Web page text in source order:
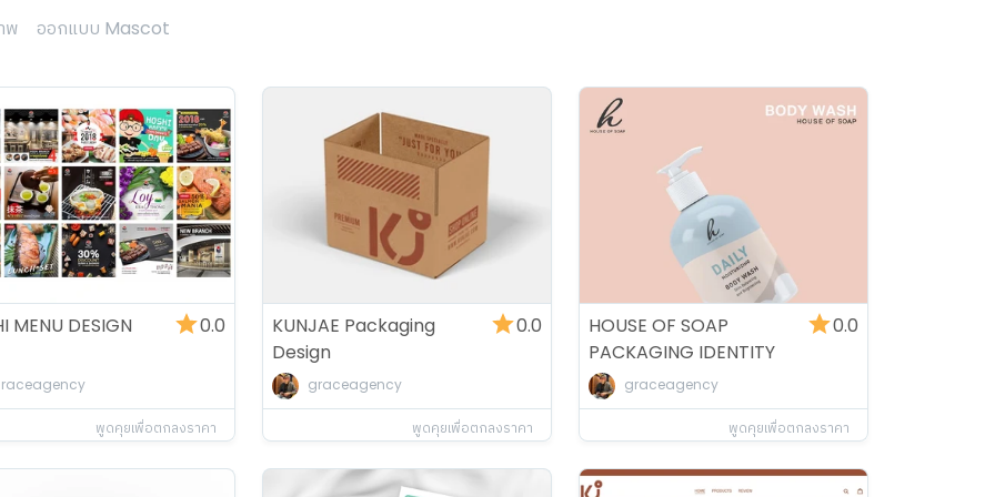
พ ออกแบบ Mascot
MENU DESIGN 0.0
พูดคุยเพื่อตกลงราคา
KUNJAE Packaging
Design
graceagency
0.0
พูดคุยเพื่อตกลงราคา
HOUSE OF SOAP
PACKAGING IDENTITY
DESIGNgraceagency
0.0
พูดคุยเพื่อตกลงราคา